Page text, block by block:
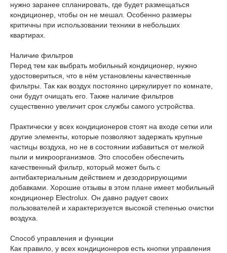
нужно заранее спланировать, где будет размещаться
кондиционер, чтобы он не мешал. Особенно размеры
критичны при использовании техники в небольших
квартирах.
Наличие фильтров
Перед тем как выбрать мобильный кондиционер, нужно
удостовериться, что в нём установлены качественные
фильтры. Так как воздух постоянно циркулирует по комнате,
они будут очищать его. Также наличие фильтров
существенно увеличит срок службы самого устройства.
Практически у всех кондиционеров стоят на входе сетки или
другие элементы, которые позволяют задержать крупные
частицы воздуха, но не в состоянии избавиться от мелкой
пыли и микроорганизмов. Это способен обеспечить
качественный фильтр, который может быть с
антибактериальным действием и дезодорирующими
добавками. Хорошие отзывы в этом плане имеет мобильный
кондиционер Electrolux. Он давно радует своих
пользователей и характеризуется высокой степенью очистки
воздуха.
Способ управления и функции
Как правило, у всех кондиционеров есть кнопки управления